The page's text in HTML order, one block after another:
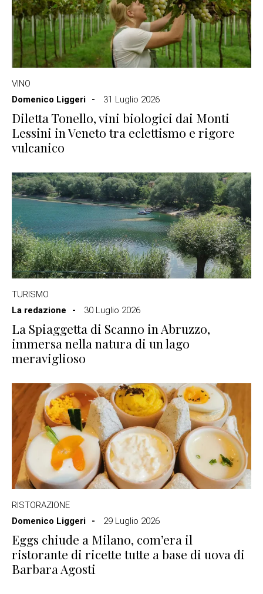
VINO
Domenico Liggeri
31 Luglio 2026
Diletta Tonello, vini biologici dai Monti
Lessini in Veneto tra eclettismo e rigore
vulcanico
TURISMO
La redazione
30 Luglio 2026
La Spiaggetta di Scanno in Abruzzo,
immersa nella natura di un lago
meraviglioso
RISTORAZIONE
Domenico Liggeri
29 Luglio 2026
Eggs chiude a Milano, com’era il
ristorante di ricette tutte a base di uova di
Barbara Agosti